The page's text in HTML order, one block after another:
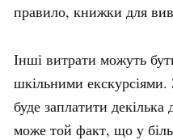
правило, книжки для
Інші витрати можуть
шкільними екскурсіями.
буде заплатити декілька
може той факт, що у